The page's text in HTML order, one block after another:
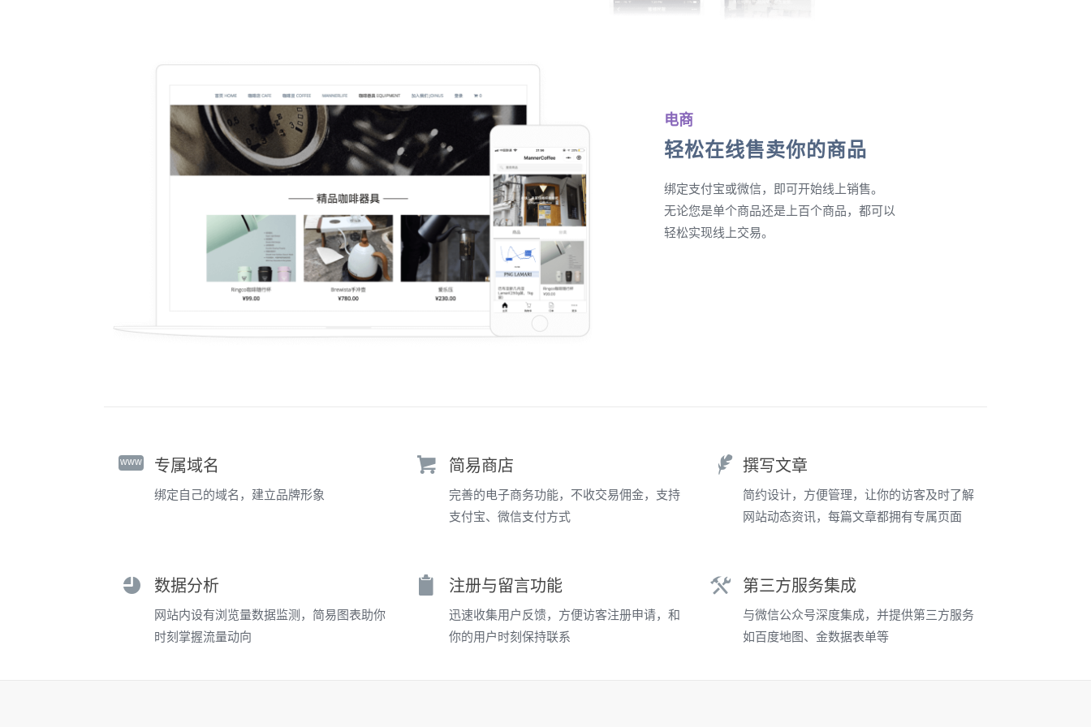
电商
轻松在线售卖你的商品
绑定支付宝或微信，即可开始线上销售。
无论您是单个商品还是上百个商品，都可以
轻松实现线上交易。
www 专属域名
绑定自己的域名，建立品牌形象
简易商店
完善的电子商务功能，不收交易佣金，支持
支付宝、微信支付方式
撰写文章
简约设计，方便管理，让你的访客及时了解
网站动态资讯，每篇文章都拥有专属页面
数据分析
网站内设有浏览量数据监测，简易图表助你
时刻掌握流量动向
注册与留言功能
迅速收集用户反馈，方便访客注册申请，和
你的用户时刻保持联系
第三方服务集成
与微信公众号深度集成，并提供第三方服务
如百度地图、金数据表单等